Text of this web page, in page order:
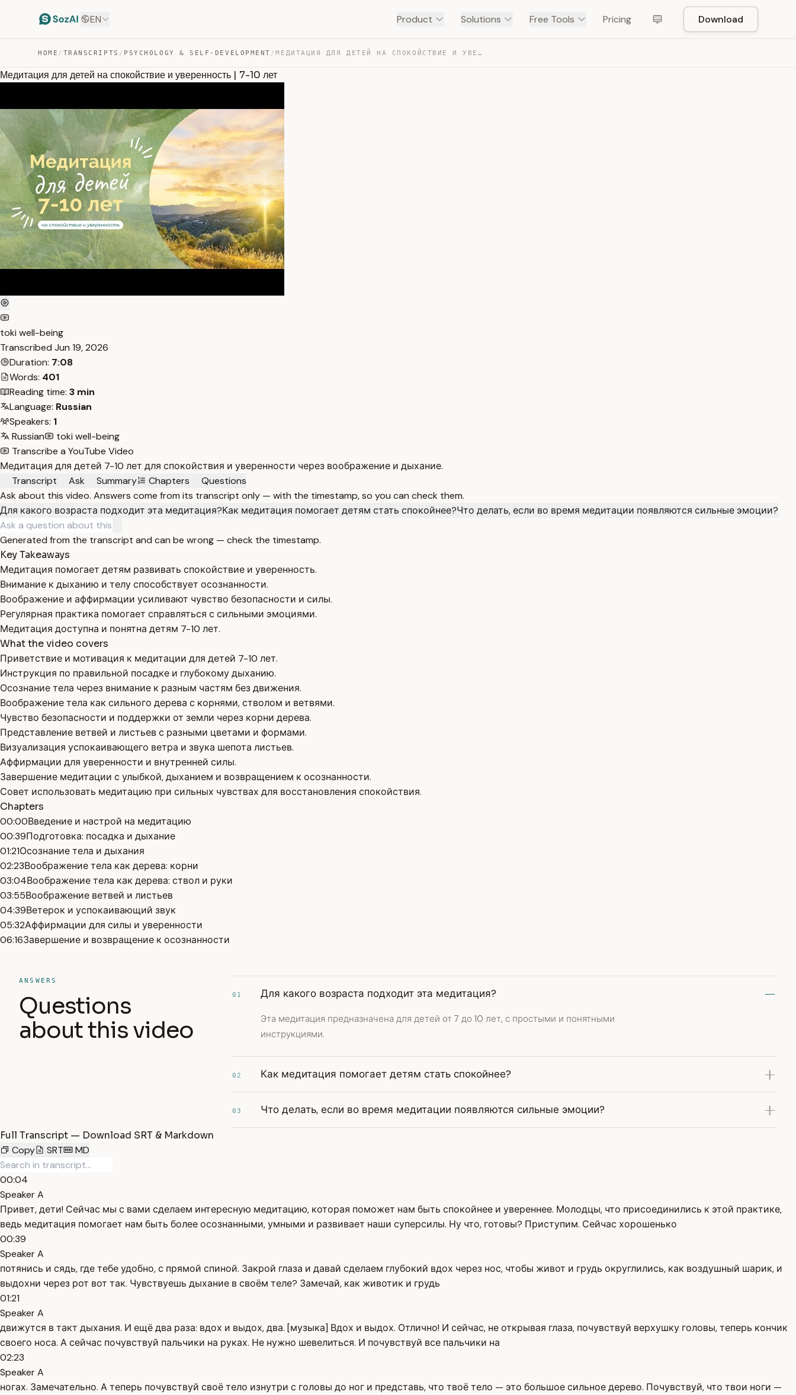
EN Product Solutions Free Tools Pricing Download
HOME / TRANSCRIPTS / PSYCHOLOGY & SELF-DEVELOPMENT / МЕДИТАЦИЯ ДЛЯ ДЕТЕЙ НА СПОКОЙСТВИЕ И УВЕРЕННОСТЬ | 7-10… — TRANSCRIPT
Медитация для детей на спокойствие и уверенность | 7-10 лет
toki well-being
Transcribed Jun 19, 2026
Duration: 7:08
Words: 401
Reading time: 3 min
Language: Russian
Speakers: 1
Russian
toki well-being
Transcribe a YouTube Video
Медитация для детей 7-10 лет для спокойствия и уверенности через воображение и дыхание.
Transcript
Ask Summary Chapters
Questions
Ask about this video. Answers come from its transcript only — with the timestamp, so you can check them.
Для какого возраста подходит эта медитация?Как медитация помогает детям стать спокойнее?Что делать, если во время медитации появляются сильные эмоции?
Generated from the transcript and can be wrong — check the timestamp.
Key Takeaways
Медитация помогает детям развивать спокойствие и уверенность.
Внимание к дыханию и телу способствует осознанности.
Воображение и аффирмации усиливают чувство безопасности и силы.
Регулярная практика помогает справляться с сильными эмоциями.
Медитация доступна и понятна детям 7-10 лет.
What the video covers
Приветствие и мотивация к медитации для детей 7-10 лет.
Инструкция по правильной посадке и глубокому дыханию.
Осознание тела через внимание к разным частям без движения.
Воображение тела как сильного дерева с корнями, стволом и ветвями.
Чувство безопасности и поддержки от земли через корни дерева.
Представление ветвей и листьев с разными цветами и формами.
Визуализация успокаивающего ветра и звука шепота листьев.
Аффирмации для уверенности и внутренней силы.
Завершение медитации с улыбкой, дыханием и возвращением к осознанности.
Совет использовать медитацию при сильных чувствах для восстановления спокойствия.
Chapters
00:00Введение и настрой на медитацию
00:39Подготовка: посадка и дыхание
01:21Осознание тела и дыхания
02:23Воображение тела как дерева: корни
03:04Воображение тела как дерева: ствол и руки
03:55Воображение ветвей и листьев
04:39Ветерок и успокаивающий звук
05:32Аффирмации для силы и уверенности
06:16Завершение и возвращение к осознанности
ANSWERS
Questions
about this video
01 Для какого возраста подходит эта медитация?
Эта медитация предназначена для детей от 7 до 10 лет, с простыми и понятными
инструкциями.
02 Как медитация помогает детям стать спокойнее?
03 Что делать, если во время медитации появляются сильные эмоции?
Full Transcript — Download SRT & Markdown
Copy
SRT MD
00:04
Speaker A
Привет, дети! Сейчас мы с вами сделаем интересную медитацию, которая поможет нам быть спокойнее и увереннее. Молодцы, что присоединились к этой практике,
ведь медитация помогает нам быть более осознанными, умными и развивает наши суперсилы. Ну что, готовы? Приступим. Сейчас хорошенько
00:39
Speaker A
потянись и сядь, где тебе удобно, с прямой спиной. Закрой глаза и давай сделаем глубокий вдох через нос, чтобы живот и грудь округлились, как воздушный шарик, и
выдохни через рот вот так. Чувствуешь дыхание в своём теле? Замечай, как животик и грудь
01:21
Speaker A
движутся в такт дыхания. И ещё два раза: вдох и выдох, два. [музыка] Вдох и выдох. Отлично! И сейчас, не открывая глаза, почувствуй верхушку головы, теперь кончик
своего носа. А сейчас почувствуй пальчики на руках. Не нужно шевелиться. И почувствуй все пальчики на
02:23
Speaker A
ногах. Замечательно. А теперь почувствуй своё тело изнутри с головы до ног и представь, что твоё тело — это большое сильное дерево. Почувствуй, что твои ноги —